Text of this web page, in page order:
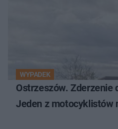
WYPADEK
Ostrzeszów. Zderzenie
Jeden z motocyklistów